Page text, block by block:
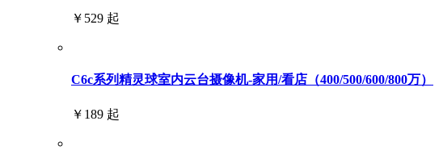
￥529 起
C6c系列精灵球室内云台摄像机-家用/看店（400/500/600/800万）
￥189 起